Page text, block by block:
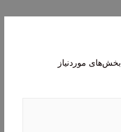
بخش‌های موردنیاز